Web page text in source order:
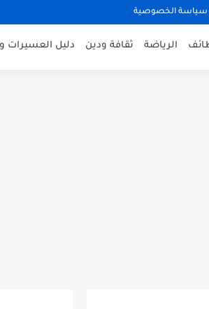
سياسة الخصوصية
الرياضة ثقافة ودين دليل العسيرات